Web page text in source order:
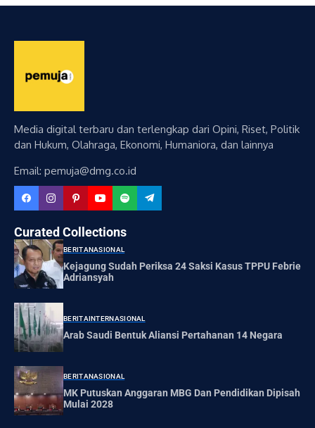
Media digital terbaru dan terlengkap dari Opini, Riset, Politik
dan Hukum, Olahraga, Ekonomi, Humaniora, dan lainnya
Email: pemuja@dmg.co.id
Curated Collections
BERITANASIONAL
Kejagung Sudah Periksa 24 Saksi Kasus TPPU Febrie
Adriansyah
BERITAINTERNASIONAL
Arab Saudi Bentuk Aliansi Pertahanan 14 Negara
BERITANASIONAL
MK Putuskan Anggaran MBG Dan Pendidikan Dipisah
Mulai 2028